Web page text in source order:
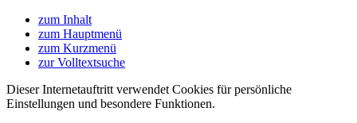
zum Inhalt
zum Hauptmenü
zum Kurzmenü
zur Volltextsuche
Dieser Internetauftritt verwendet Cookies für persönliche
Einstellungen und besondere Funktionen.